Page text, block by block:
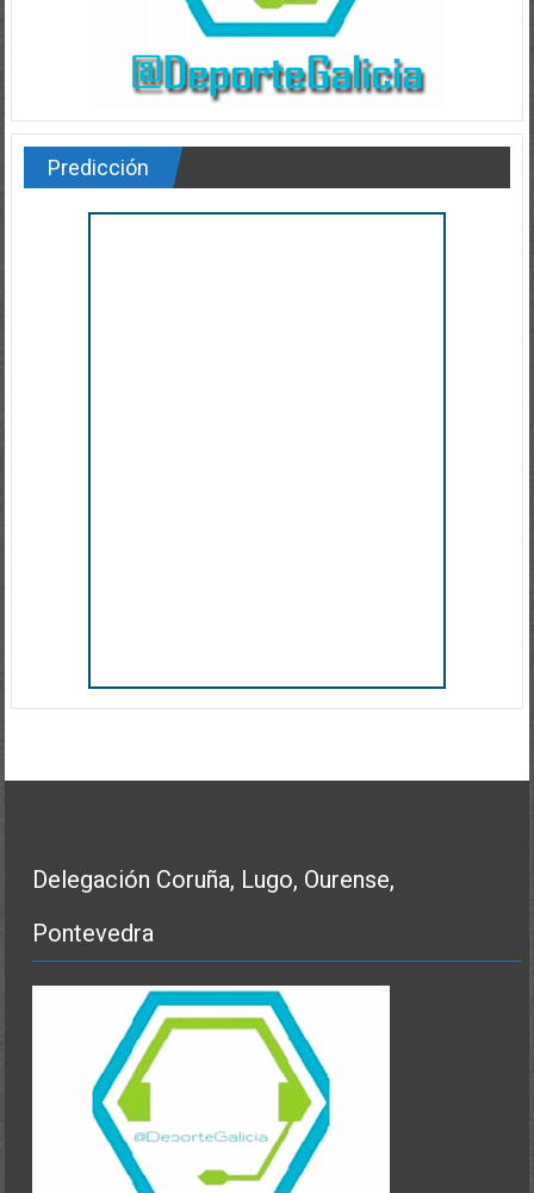
Predicción
Delegación Coruña, Lugo, Ourense,
Pontevedra